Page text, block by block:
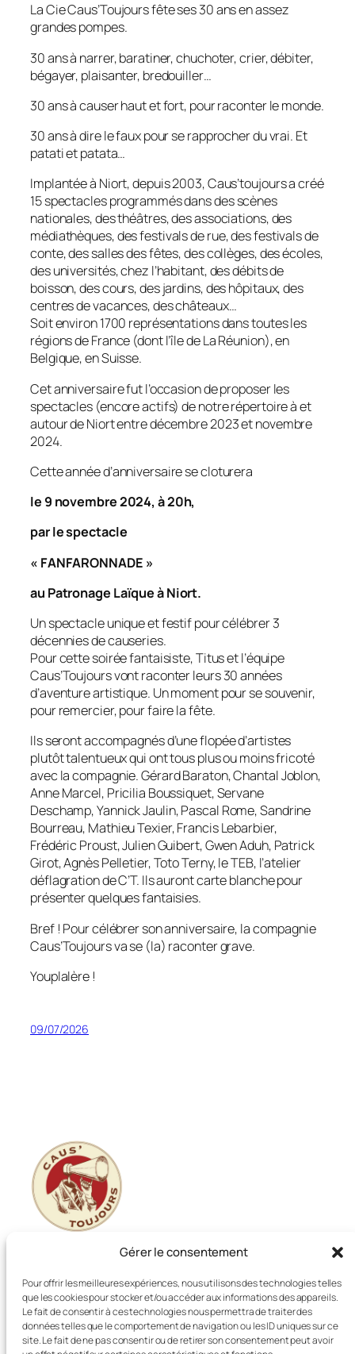
Gérer le consentement
Pour offrir les meilleures expériences, nous utilisons des technologies telles
que les cookies pour stocker et/ou accéder aux informations des appareils.
Le fait de consentir à ces technologies nous permettra de traiter des
données telles que le comportement de navigation ou les ID uniques sur ce
site. Le fait de ne pas consentir ou de retirer son consentement peut avoir
La Cie Caus’Toujours fête ses 30 ans en assez
grandes pompes.
30 ans à narrer, baratiner, chuchoter, crier, débiter,
bégayer, plaisanter, bredouiller…
30 ans à causer haut et fort, pour raconter le monde.
30 ans à dire le faux pour se rapprocher du vrai. Et
patati et patata…
Implantée à Niort, depuis 2003, Caus’toujours a créé
15 spectacles programmés dans des scènes
nationales, des théâtres, des associations, des
médiathèques, des festivals de rue, des festivals de
conte, des salles des fêtes, des collèges, des écoles,
des universités, chez l’habitant, des débits de
boisson, des cours, des jardins, des hôpitaux, des
centres de vacances, des châteaux…
Soit environ 1700 représentations dans toutes les
régions de France (dont l’île de La Réunion), en
Belgique, en Suisse.
Cet anniversaire fut l’occasion de proposer les
spectacles (encore actifs) de notre répertoire à et
autour de Niort entre décembre 2023 et novembre
2024.
Cette année d’anniversaire se cloturera
le 9 novembre 2024, à 20h,
par le spectacle
« FANFARONNADE »
au Patronage Laïque à Niort.
Un spectacle unique et festif pour célébrer 3
décennies de causeries.
Pour cette soirée fantaisiste, Titus et l’équipe
Caus’Toujours vont raconter leurs 30 années
d’aventure artistique. Un moment pour se souvenir,
pour remercier, pour faire la fête.
Ils seront accompagnés d’une flopée d’artistes
plutôt talentueux qui ont tous plus ou moins fricoté
avec la compagnie. Gérard Baraton, Chantal Joblon,
Anne Marcel, Pricilia Boussiquet, Servane
Deschamp, Yannick Jaulin, Pascal Rome, Sandrine
Bourreau, Mathieu Texier, Francis Lebarbier,
Frédéric Proust, Julien Guibert, Gwen Aduh, Patrick
Girot, Agnès Pelletier, Toto Terny, le TEB, l’atelier
déflagration de C’T. Ils auront carte blanche pour
présenter quelques fantaisies.
Bref ! Pour célébrer son anniversaire, la compagnie
Caus’Toujours va se (la) raconter grave.
Youplalère !
09/07/2026
Cie Caus'Toujours
Contact / Diffusion Calendrier de tournée